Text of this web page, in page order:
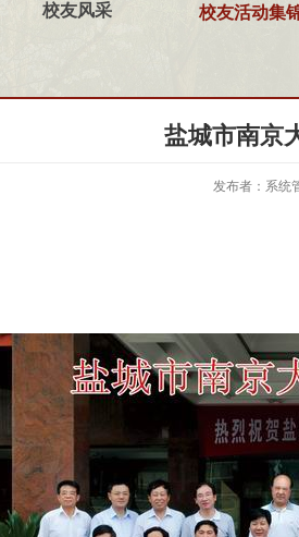
校友风采 校友活动集
盐城市南京
发布者：系统